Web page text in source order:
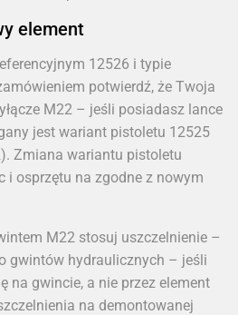
element
12526 i typie
potwierdź, że Twoja
M22 – jeśli posiadasz lance
jest wariant pistoletu 12525
Zmiana wariantu pistoletu
i osprzętu na zgodne z nowym
M22 stosuj uszczelnienie –
gwintów hydraulicznych – jeśli
na gwincie, a nie przez element
na demontowanej